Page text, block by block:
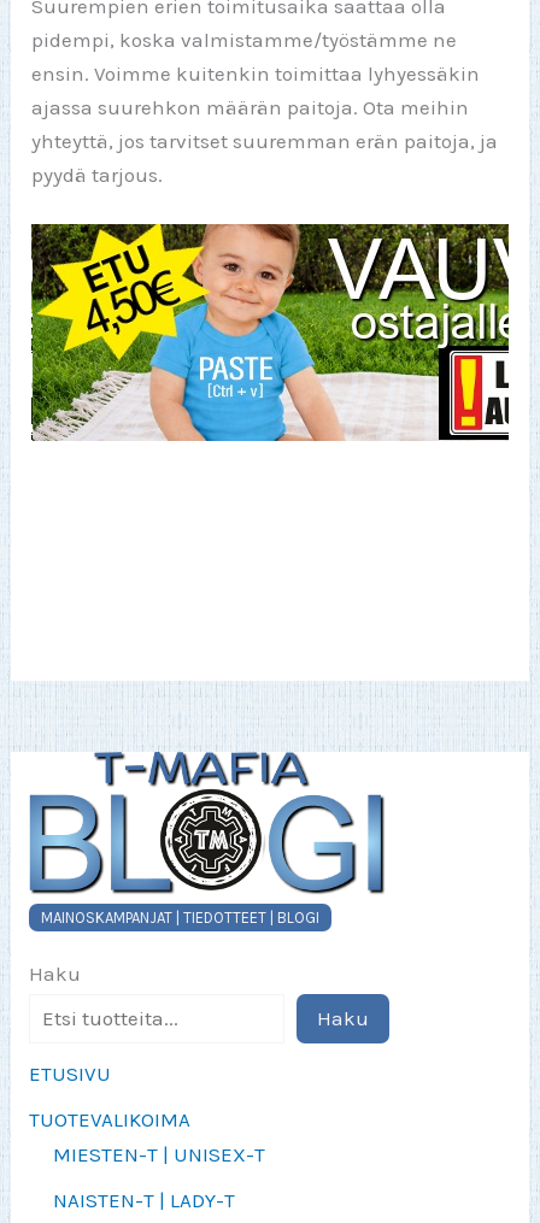
MAINOSKAMPANJAT | TIEDOTTEET | BLOGI
Haku
Haku
ETUSIVU
TUOTEVALIKOIMA
MIESTEN-T | UNISEX-T
NAISTEN-T | LADY-T
Suurempien erien toimitusaika saattaa olla
pidempi, koska valmistamme/työstämme ne
ensin. Voimme kuitenkin toimittaa lyhyessäkin
ajassa suurehkon määrän paitoja. Ota meihin
yhteyttä, jos tarvitset suuremman erän paitoja, ja
pyydä tarjous.